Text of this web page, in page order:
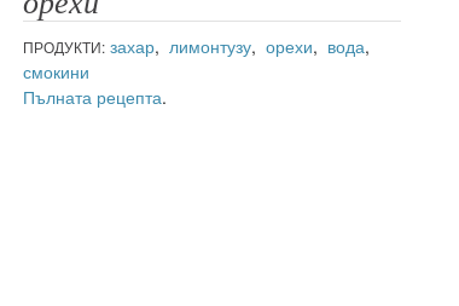
ПРОДУКТИ: захар, лимонтузу, орехи, вода,
смокини
Пълната рецепта.